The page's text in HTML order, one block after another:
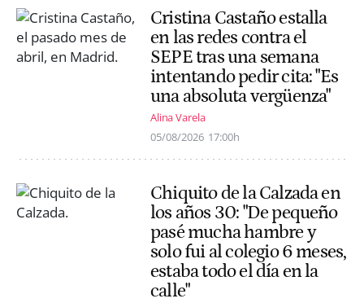
Cristina Castaño estalla
en las redes contra el
SEPE tras una semana
intentando pedir cita: "Es
una absoluta vergüenza"
Alina Varela
05/08/2026 17:00h
Chiquito de la Calzada en
los años 30: "De pequeño
pasé mucha hambre y
solo fui al colegio 6 meses,
estaba todo el día en la
calle"